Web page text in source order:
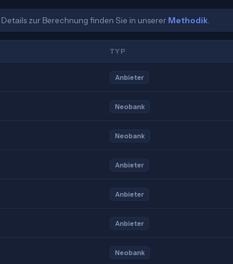
zur Berechnung finden Sie in unserer Methodik
TYP
Anbieter
Neobank
Neobank
Anbieter
Anbieter
Anbieter
Neobank